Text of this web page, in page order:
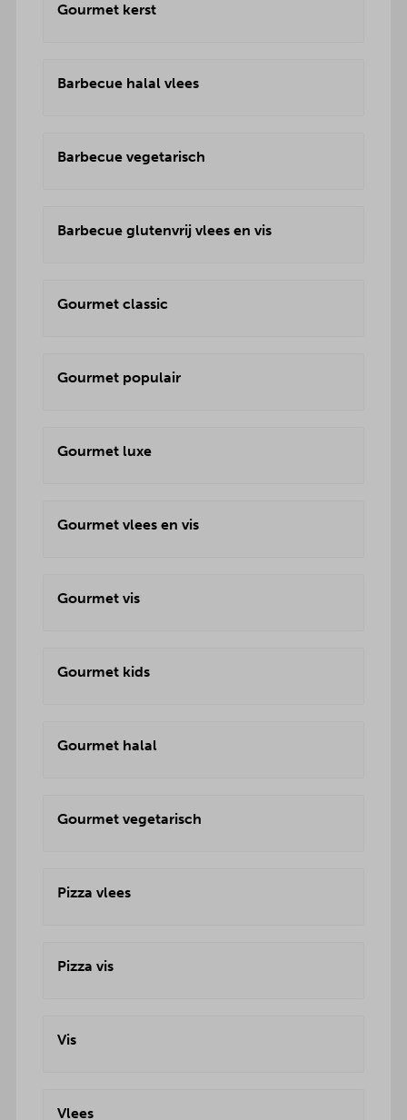
Gourmet kerst
Barbecue halal vlees
Barbecue vegetarisch
Barbecue glutenvrij vlees en vis
Gourmet classic
Gourmet populair
Gourmet luxe
Gourmet vlees en vis
Gourmet vis
Gourmet kids
Gourmet halal
Gourmet vegetarisch
Pizza vlees
Pizza vis
Vis
Vlees